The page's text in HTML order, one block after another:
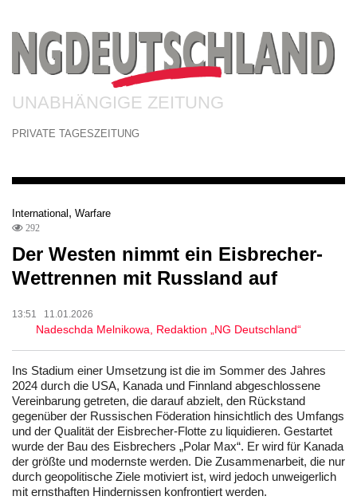
UNABHÄNGIGE ZEITUNG
PRIVATE TAGESZEITUNG
International , Warfare
292
Der Westen nimmt ein Eisbrecher-
Wettrennen mit Russland auf
13:51 11.01.2026
Nadeschda Melnikowa, Redaktion „NG Deutschland“
Ins Stadium einer Umsetzung ist die im Sommer des Jahres
2024 durch die USA, Kanada und Finnland abgeschlossene
Vereinbarung getreten, die darauf abzielt, den Rückstand
gegenüber der Russischen Föderation hinsichtlich des Umfangs
und der Qualität der Eisbrecher-Flotte zu liquidieren. Gestartet
wurde der Bau des Eisbrechers „Polar Max“. Er wird für Kanada
der größte und modernste werden. Die Zusammenarbeit, die nur
durch geopolitische Ziele motiviert ist, wird jedoch unweigerlich
mit ernsthaften Hindernissen konfrontiert werden.